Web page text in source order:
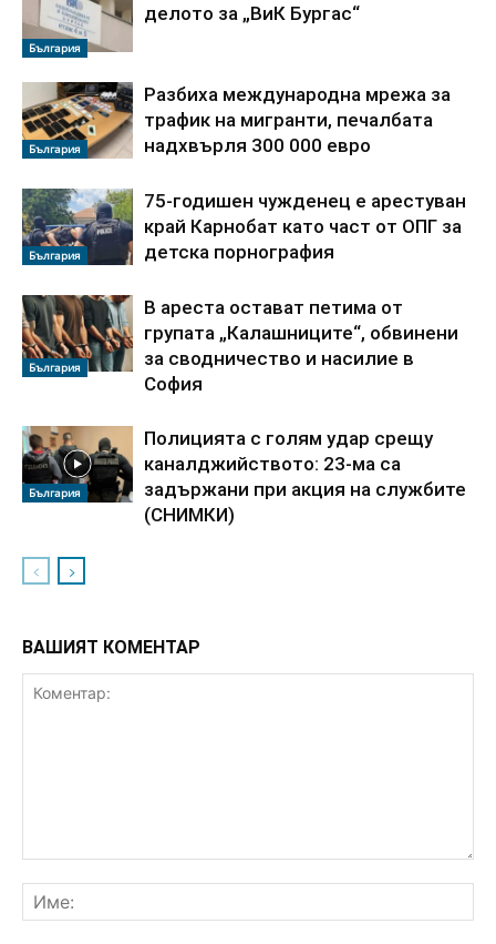
България
делото за „ВиК Бургас“
България
Разбиха международна мрежа за
трафик на мигранти, печалбата
надхвърля 300 000 евро
България
75-годишен чужденец е арестуван
край Карнобат като част от ОПГ за
детска порнография
България
В ареста остават петима от
групата „Калашниците“, обвинени
за сводничество и насилие в
София
България
Полицията с голям удар срещу
каналджийството: 23-ма са
задържани при акция на службите
(СНИМКИ)
ВАШИЯТ КОМЕНТАР